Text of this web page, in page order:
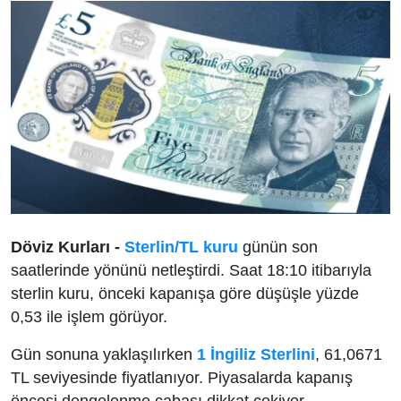
Döviz Kurları - Sterlin/TL kuru günün son
saatlerinde yönünü netleştirdi. Saat 18:10 itibarıyla
sterlin kuru, önceki kapanışa göre düşüşle yüzde
0,53 ile işlem görüyor.
Gün sonuna yaklaşılırken 1 İngiliz Sterlini, 61,0671
TL seviyesinde fiyatlanıyor. Piyasalarda kapanış